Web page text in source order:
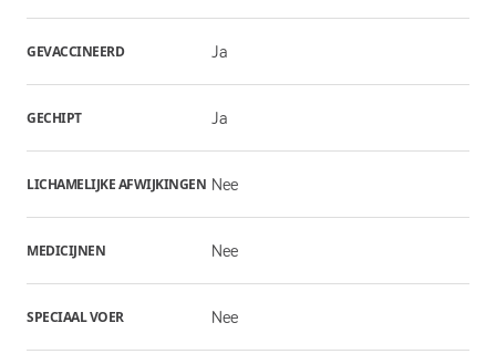
GEVACCINEERD Ja
GECHIPT Ja
LICHAMELIJKE AFWIJKINGEN Nee
MEDICIJNEN Nee
SPECIAAL VOER Nee